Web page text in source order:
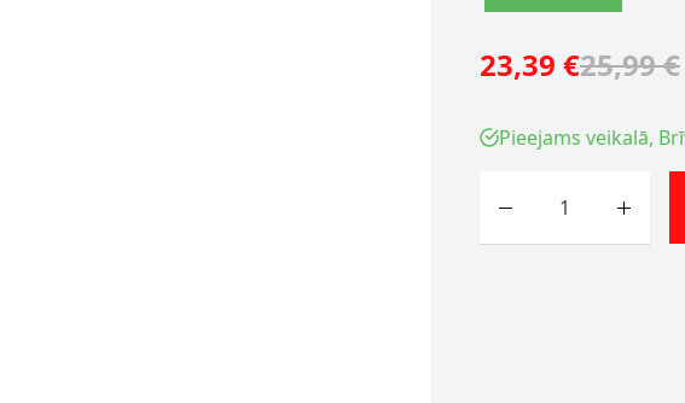
23,39 €25,99 €
Pieejams veikalā,